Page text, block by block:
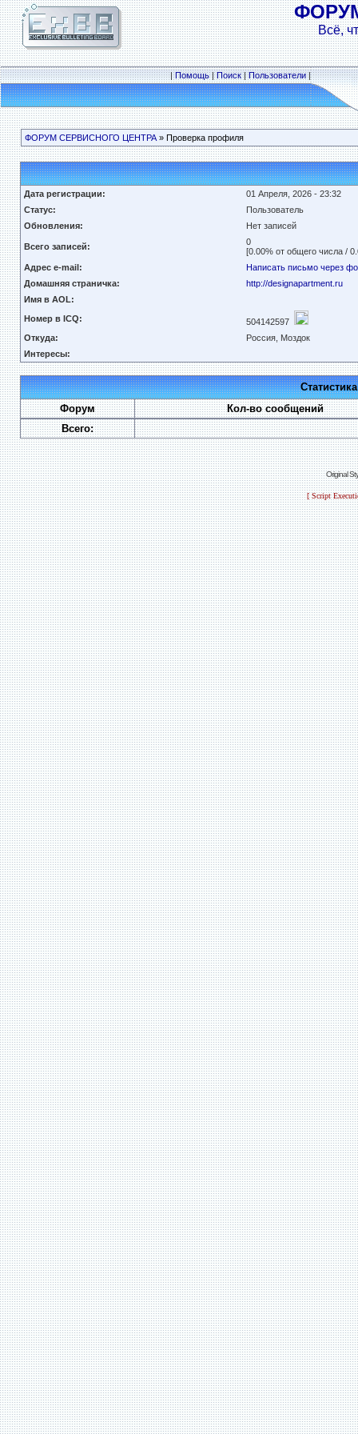
Всё,
|Помощь|Поиск|Пользователи|
ФОРУМ СЕРВИСНОГО ЦЕНТРА» Проверка профиля
Дата регистрации:
01 Апреля, 2026 - 23:32
Статус:
Пользователь
Обновления:
Нет записей
Всего записей:
0
[0.00% от общего числа /
Адрес e-mail:
Написать письмо через
Домашняя страничка:
http://designapartment.ru
Имя в AOL:
Номер в ICQ:
504142597
Откуда:
Россия, Моздок
Интересы:
Форум
Кол-во сообщений
Всего:
Original
[ Script